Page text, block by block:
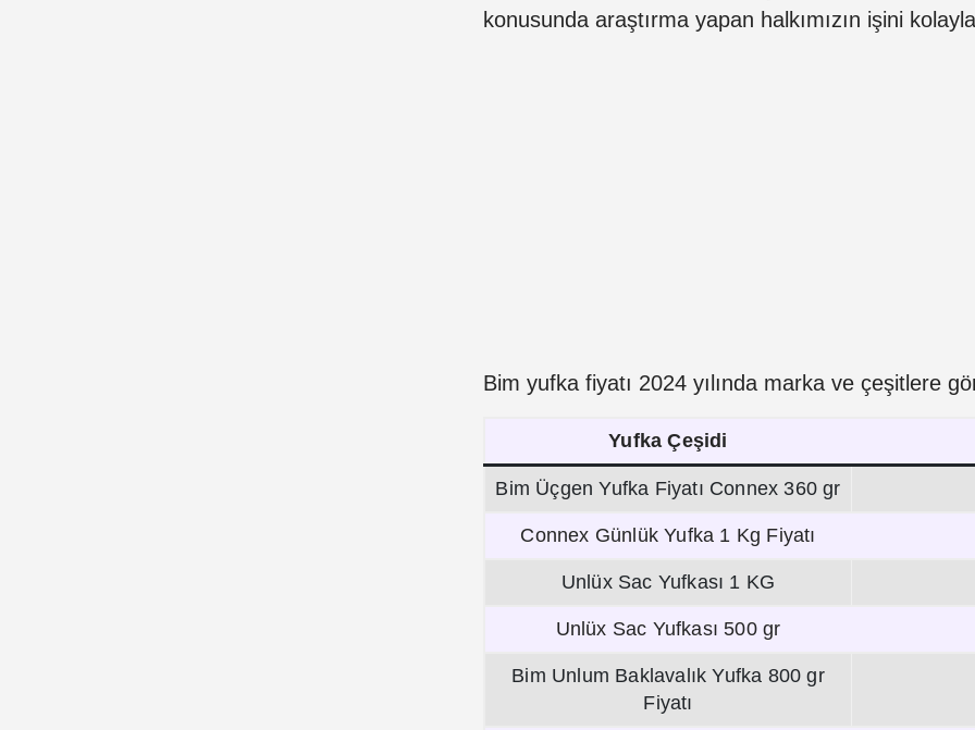
konusunda araştırma yapan halkımızın işini
Bim yufka fiyatı 2024 yılında marka ve çeşitlere
Yufka Çeşidi
Bim Üçgen Yufka Fiyatı Connex 360 gr
Connex Günlük Yufka 1 Kg Fiyatı
Unlüx Sac Yufkası 1 KG
Unlüx Sac Yufkası 500 gr
Bim Unlum Baklavalık Yufka 800 gr
Fiyatı